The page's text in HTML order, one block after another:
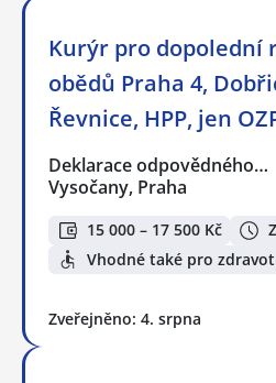
Kurýr pro dopolední
obědů Praha 4,
Řevnice, HPP, jen
Deklarace odpovědného…
Vysočany, Praha
15 000 – 17 500 Kč
Vhodné také pro
Zveřejněno: 4. srpna